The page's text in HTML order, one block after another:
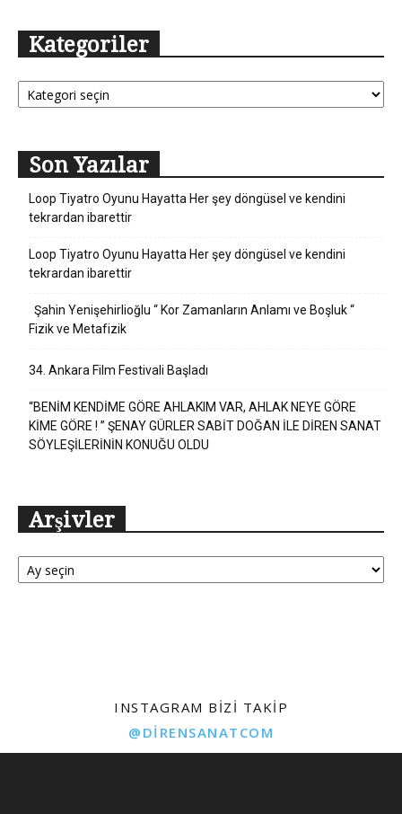
Kategoriler
Kategoriler
Son Yazılar
Loop Tiyatro Oyunu Hayatta Her şey döngüsel ve kendini
tekrardan ibarettir
Loop Tiyatro Oyunu Hayatta Her şey döngüsel ve kendini
tekrardan ibarettir
Şahin Yenişehirlioğlu “ Kor Zamanların Anlamı ve Boşluk “
Fizik ve Metafizik
34. Ankara Film Festivali Başladı
“BENİM KENDİME GÖRE AHLAKIM VAR, AHLAK NEYE GÖRE
KİME GÖRE ! ” ŞENAY GÜRLER SABİT DOĞAN İLE DİREN SANAT
SÖYLEŞİLERİNİN KONUĞU OLDU
Arşivler
Arşivler
INSTAGRAM BIZI TAKIP
@DIRENSANATCOM